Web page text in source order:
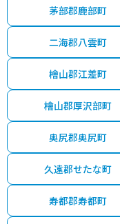
茅部郡鹿部町
二海郡八雲町
檜山郡江差町
檜山郡厚沢部町
奥尻郡奥尻町
久遠郡せたな町
寿都郡寿都町